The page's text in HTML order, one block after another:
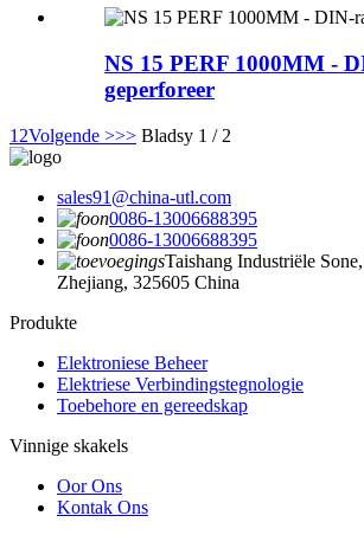
NS 15 PERF 1000MM -
geperforeer
1 2Volgende >>> Bladsy 1 / 2
sales91@china-utl.com
0086-13006688395
0086-13006688395
Taishang Industriële
Zhejiang, 325605 China
Produkte
Elektroniese Beheer
Elektriese Verbindingstegnologie
Toebehore en gereedskap
Vinnige skakels
Oor Ons
Kontak Ons